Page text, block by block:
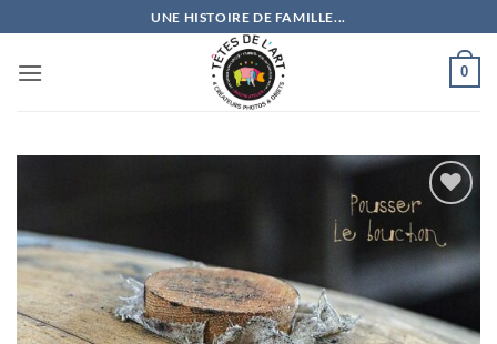
au
contenu
UNE HISTOIRE DE FAMILLE...
0
Ajouter
à la
wishlist